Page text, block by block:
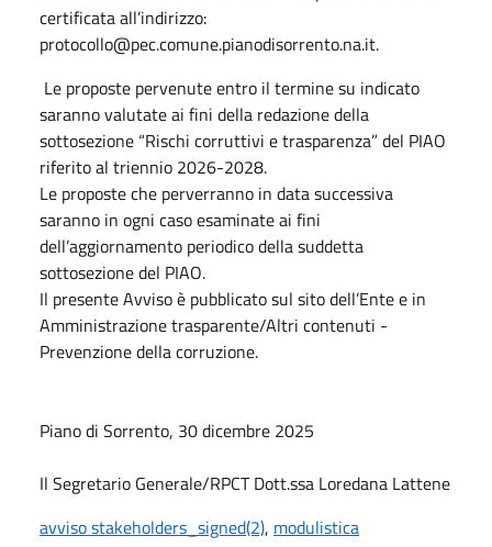
certificata all’indirizzo:
protocollo@pec.comune.pianodisorrento.na.it.
Le proposte pervenute entro il termine su indicato
saranno valutate ai fini della redazione della
sottosezione “Rischi corruttivi e trasparenza” del PIAO
riferito al triennio 2026-2028.
Le proposte che perverranno in data successiva
saranno in ogni caso esaminate ai fini
dell’aggiornamento periodico della suddetta
sottosezione del PIAO.
Il presente Avviso è pubblicato sul sito dell’Ente e in
Amministrazione trasparente/Altri contenuti -
Prevenzione della corruzione.
Piano di Sorrento, 30 dicembre 2025
Il Segretario Generale/RPCT Dott.ssa Loredana Lattene
avviso stakeholders_signed(2), modulistica